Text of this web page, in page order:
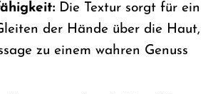
Die Textur sorgt für ein
der Hände über die Haut,
zu einem wahren Genuss